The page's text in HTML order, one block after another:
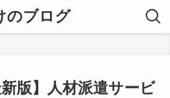
のブログ
新版】人材派遣サービ